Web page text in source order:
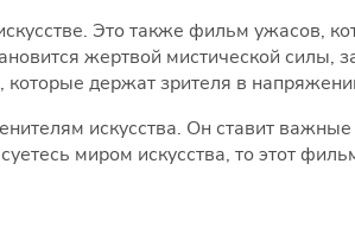
Это также фильм ужасов,
жертвой мистической силы,
держат зрителя в
искусства. Он ставит
миром искусства, то этот